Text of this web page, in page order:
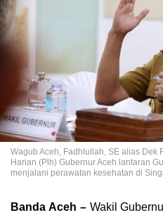
Wagub Aceh, Fadhlullah, SE alias Dek
Harian (Plh) Gubernur Aceh lantaran
menjalani perawatan kesehatan di
Banda Aceh – Wakil